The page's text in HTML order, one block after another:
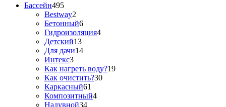
Бассейн495
Bestway2
Бетонный6
Гидроизоляция4
Детский13
Для дачи14
Интекс3
Как нагреть воду?19
Как очистить?30
Каркасный61
Композитный4
Надувной34